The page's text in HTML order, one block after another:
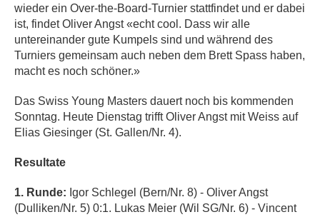
wieder ein Over-the-Board-Turnier stattfindet und er dabei
ist, findet Oliver Angst «echt cool. Dass wir alle
untereinander gute Kumpels sind und während des
Turniers gemeinsam auch neben dem Brett Spass haben,
macht es noch schöner.»
Das Swiss Young Masters dauert noch bis kommenden
Sonntag. Heute Dienstag trifft Oliver Angst mit Weiss auf
Elias Giesinger (St. Gallen/Nr. 4).
Resultate
1. Runde: Igor Schlegel (Bern/Nr. 8) - Oliver Angst
(Dulliken/Nr. 5) 0:1. Lukas Meier (Wil SG/Nr. 6) - Vincent